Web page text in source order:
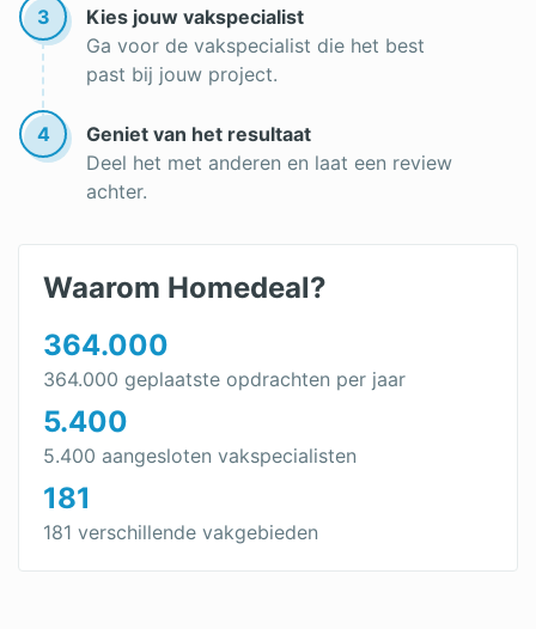
Subsidie dakisolatie
Dakisolatie
Dakisolatie: binnenzijde of buitenzijde
Oud huis isoleren
Geluidsisolatie vloer
Geluidsisolatie muur
Goedkope isolatie
Geluidsisolatie
Garage isoleren
3
Kies jouw vakspecialist
Ga voor de vakspecialist die het best
past bij jouw project.
4
Geniet van het resultaat
Deel het met anderen en laat een review
achter.
Waarom Homedeal?
364.000
364.000 geplaatste opdrachten per jaar
5.400
5.400 aangesloten vakspecialisten
181
181 verschillende vakgebieden